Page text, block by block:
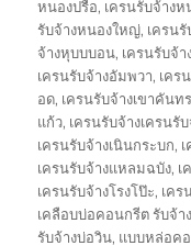
หนองปรือ, เครนรับจ้าง
รับจ้างหนองใหญ่, เครนรั
จ้างหุบบบอน, เครนรับจ้
เครนรับจ้างอัมพวา, เคร
อด, เครนรับจ้างเขาคันท
แก้ว, เครนรับจ้างเครนรั
เครนรับจ้างเนินกระบก,
เครนรับจ้างแหลมฉบัง, เ
เครนรับจ้างโรงโป๊ะ, เคร
เคลือบบ่อคอนกรีต รับจ้า
รับจ้างบ่อวิน, แบบหล่อค